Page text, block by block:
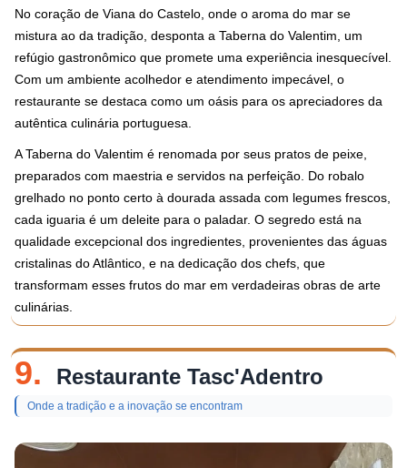
No coração de Viana do Castelo, onde o aroma do mar se
mistura ao da tradição, desponta a Taberna do Valentim, um
refúgio gastronômico que promete uma experiência inesquecível.
Com um ambiente acolhedor e atendimento impecável, o
restaurante se destaca como um oásis para os apreciadores da
autêntica culinária portuguesa.
A Taberna do Valentim é renomada por seus pratos de peixe,
preparados com maestria e servidos na perfeição. Do robalo
grelhado no ponto certo à dourada assada com legumes frescos,
cada iguaria é um deleite para o paladar. O segredo está na
qualidade excepcional dos ingredientes, provenientes das águas
cristalinas do Atlântico, e na dedicação dos chefs, que
transformam esses frutos do mar em verdadeiras obras de arte
culinárias.
9. Restaurante Tasc'Adentro
Onde a tradição e a inovação se encontram